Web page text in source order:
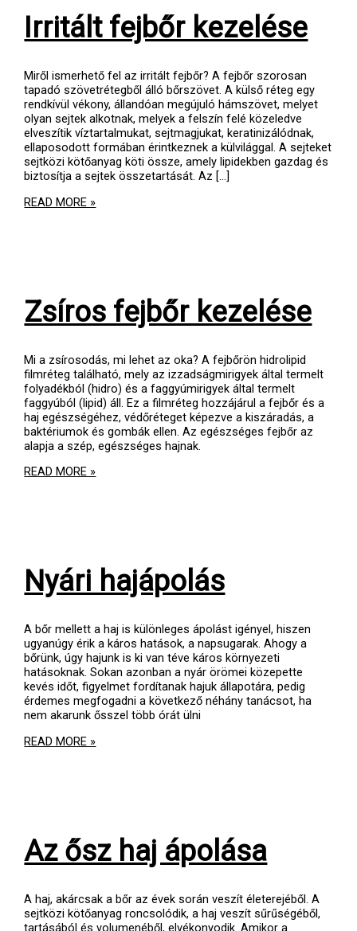
Irritált fejbőr kezelése
Miről ismerhető fel az irritált fejbőr? A fejbőr szorosan
tapadó szövetrétegből álló bőrszövet. A külső réteg egy
rendkívül vékony, állandóan megújuló hámszövet, melyet
olyan sejtek alkotnak, melyek a felszín felé közeledve
elveszítik víztartalmukat, sejtmagjukat, keratinizálódnak,
ellaposodott formában érintkeznek a külvilággal. A sejteket
sejtközi kötőanyag köti össze, amely lipidekben gazdag és
biztosítja a sejtek összetartását. Az [...]
IRRITÁLT
READ MORE »
Zsíros fejbőr kezelése
Mi a zsírosodás, mi lehet az oka? A fejbőrön hidrolipid
filmréteg található, mely az izzadságmirigyek által termelt
folyadékból (hidro) és a faggyúmirigyek által termelt
faggyúból (lipid) áll. Ez a filmréteg hozzájárul a fejbőr és a
haj egészségéhez, védőréteget képezve a kiszáradás, a
baktériumok és gombák ellen. Az egészséges fejbőr az
alapja a szép, egészséges hajnak.
ZSÍROS
READ MORE »
Nyári hajápolás
A bőr mellett a haj is különleges ápolást igényel, hiszen
ugyanúgy érik a káros hatások, a napsugarak. Ahogy a
bőrünk, úgy hajunk is ki van téve káros környezeti
hatásoknak. Sokan azonban a nyár örömei közepette
kevés időt, figyelmet fordítanak hajuk állapotára, pedig
érdemes megfogadni a következő néhány tanácsot, ha
nem akarunk ősszel több órát ülni
NYÁRI
READ MORE »
Az ősz haj ápolása
A haj, akárcsak a bőr az évek során veszít életerejéből. A
sejtközi kötőanyag roncsolódik, a haj veszít sűrűségéből,
tartásából és volumenéből, elvékonyodik. Amikor a